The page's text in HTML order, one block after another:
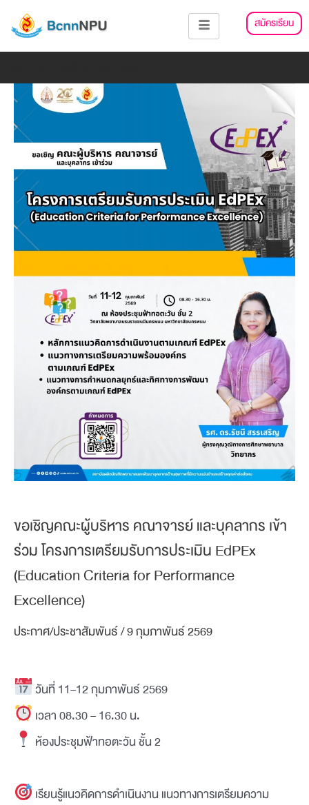
สมัครเรียน
ขอเชิญคณะผู้บริหาร คณาจารย์ และบุคลากร เข้า
ร่วม โครงการเตรียมรับการประเมิน EdPEx
(Education Criteria for Performance
Excellence)
ประกาศ/ประชาสัมพันธ์/9 กุมภาพันธ์ 2569
วันที่ 11–12 กุมภาพันธ์ 2569
เวลา 08.30 – 16.30 น.
ห้องประชุมฟ้าทอตะวัน ชั้น 2
เรียนรู้แนวคิดการดำเนินงาน แนวทางการเตรียมความ
แนะแนว
เรื่อง